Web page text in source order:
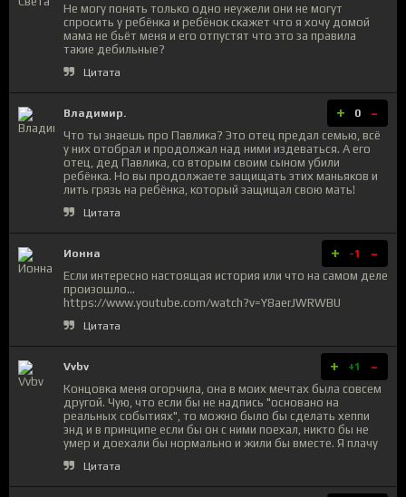
Не могу понять только одно неужели они не могут
спросить у ребёнка и ребёнок скажет что я хочу домой
мама не бьёт меня и его отпустят что это за правила
такие дебильные?
Цитата
Владимир. + 0 -
Что ты знаешь про Павлика? Это отец предал семью, всё
у них отобрал и продолжал над ними издеваться. А его
отец, дед Павлика, со вторым своим сыном убили
ребёнка. Но вы продолжаете защищать этих маньяков и
лить грязь на ребёнка, который защищал свою мать!
Цитата
Ионна + -1 -
Если интересно настоящая история или что на самом деле
произошло...
https://www.youtube.com/watch?v=Y8aerJWRWBU
Цитата
Vvbv + +1 -
Концовка меня огорчила, она в моих мечтах была совсем
другой. Чую, что если бы не надпись "основано на
реальных событиях", то можно было бы сделать хеппи
энд и в принципе если бы он с ними поехал, никто бы не
умер и доехали бы нормально и жили бы вместе. Я плачу
Цитата